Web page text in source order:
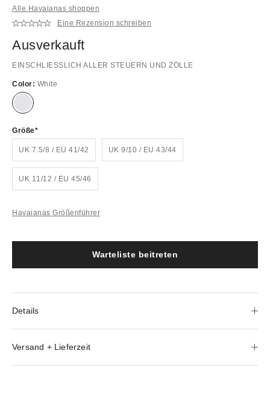
Alle Havaianas shoppen
Eine Rezension schreiben
Ausverkauft
EINSCHLIESSLICH ALLER STEUERN UND ZÖLLE
Color: White
Ausverkauft!
Größe
UK 7.5/8 / EU 41/42 UK 9/10 / EU 43/44
UK 11/12 / EU 45/46
Havaianas Größenführer
Warteliste beitreten
Details
Versand + Lieferzeit